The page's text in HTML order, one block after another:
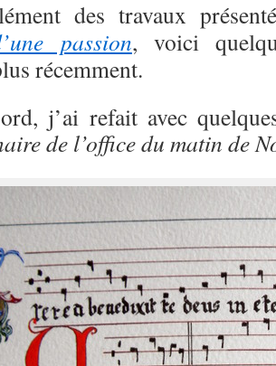
des travaux
passion, voici
récemment.
j’ai refait avec
de l’office du matin de